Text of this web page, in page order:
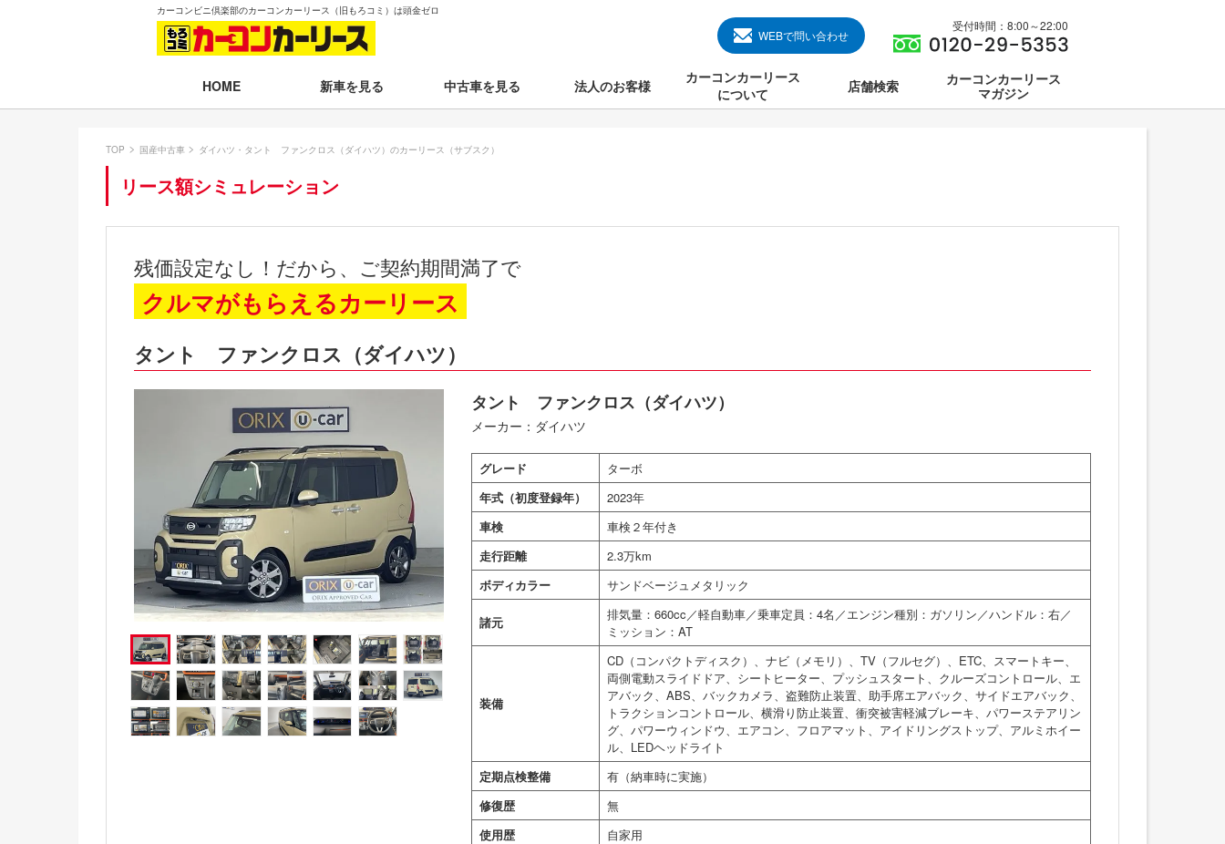
カーコンビニ倶楽部のカーコンカーリース（旧もろコミ）は頭金ゼロ
WEBで問い合わせ
受付時間：8:00～22:00
HOME 新車を見る
月々50,001円以上のクルマを見る
新車一覧から選ぶ
即納車（最短14日で納車）
残価設定プラン
電気自動車（EV）
福祉車両
ミニカー
中古車を見る 法人のお客様
カーコンカーリース
について
店舗検索
カーコンカーリース
マガジン
TOP 国産中古車 ダイハツ・タント ファンクロス（ダイハツ）のカーリース（サブスク）
リース額シミュレーション
残価設定なし！だから、ご契約期間満了で
クルマがもらえるカーリース
タント ファンクロス（ダイハツ）
タント ファンクロス（ダイハツ）
メーカー：ダイハツ
グレード
ターボ
年式（初度登録年）
2023年
車検
車検２年付き
走行距離
2.3万km
ボディカラー
サンドベージュメタリック
諸元
排気量：660cc／軽自動車／乗車定員：4名／エンジン種別：ガソリン／ハンドル：右／
ミッション：AT
装備
CD（コンパクトディスク）、ナビ（メモリ）、TV（フルセグ）、ETC、スマートキー、
両側電動スライドドア、シートヒーター、プッシュスタート、クルーズコントロール、エ
アバック、ABS、バックカメラ、盗難防止装置、助手席エアバック、サイドエアバック、
トラクションコントロール、横滑り防止装置、衝突被害軽減ブレーキ、パワーステアリン
グ、パワーウィンドウ、エアコン、フロアマット、アイドリングストップ、アルミホイー
ル、LEDヘッドライト
定期点検整備
有（納車時に実施）
修復歴
無
使用歴
自家用